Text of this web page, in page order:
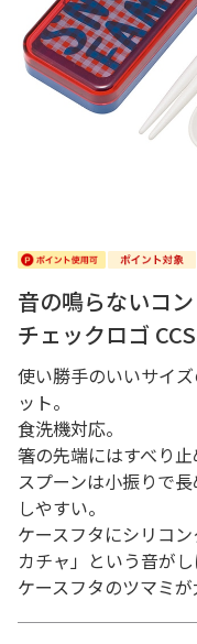
音の鳴らないコ
チェックロゴ
使い勝手のいいサイ
ット。
食洗機対応。
箸の先端にはすべり止
スプーンは小振りで
しやすい。
ケースフタにシリコ
カチャ」という音がし
ケースフタのツマミが